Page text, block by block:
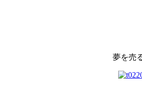
夢を売